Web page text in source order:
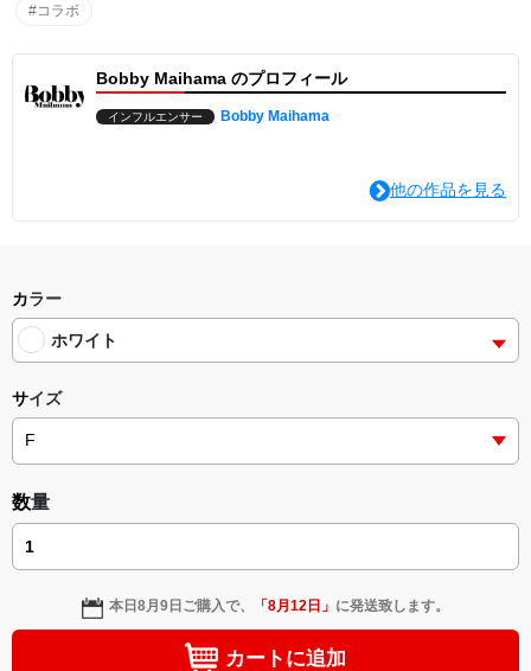
#コラボ
Bobby Maihama のプロフィール
インフルエンサー Bobby Maihama
他の作品を見る
カラー
ホワイト
サイズ
数量
本日8月9日 ご購入で、 「8月12日 」 に発送致します。
カートに追加